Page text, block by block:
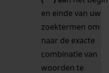
en einde van uw
zoektermen om
naar de exacte
combinatie van
woorden te